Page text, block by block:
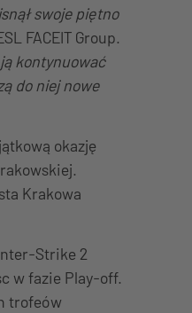
swoje piętno
FACEIT Group.
kontynuować
do niej nowe
okazję
Krakowa
Strike 2
w fazie Play-off.
trofeów